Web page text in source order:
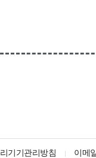
기기관리방침 이메